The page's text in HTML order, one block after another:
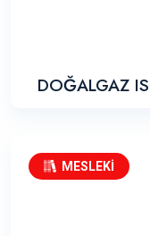
DOĞALGAZ
MESLEKİ